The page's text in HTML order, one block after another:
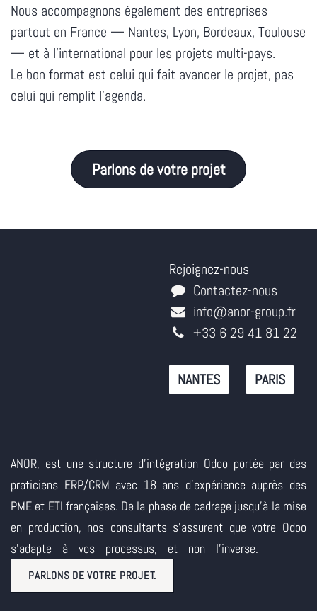
Nous accompagnons également des entreprises
partout en France — Nantes, Lyon, Bordeaux, Toulouse
— et à l'international pour les projets multi-pays.
Le bon format est celui qui fait avancer le projet, pas
celui qui remplit l'agenda.
Parlons de votre projet
Rejoignez-nous
Contactez-nous
info@anor-group.fr
+33 6 29 41 81 22
NANTES PARIS
ANOR, est une structure d'intégration Odoo portée par des
praticiens ERP/CRM avec 18 ans d'expérience auprès des
PME et ETI françaises. De la phase de cadrage jusqu'à la mise
en production, nos consultants s'assurent que votre Odoo
s'adapte à vos processus, et non l'inverse.
PARLONS DE VOTRE PROJET.